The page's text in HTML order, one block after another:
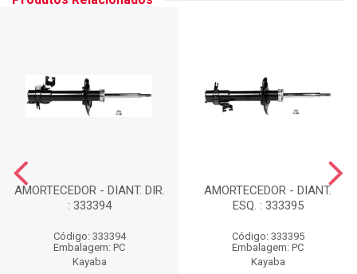
AMORTECEDOR - DIANT. DIR.
: 333394
Código: 333394
Embalagem: PC
Kayaba
AMORTECEDOR - DIANT.
ESQ. : 333395
Código: 333395
Embalagem: PC
Kayaba